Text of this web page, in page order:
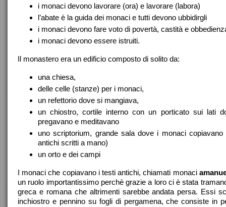
i monaci devono lavorare (ora) e lavorare (labora)
l’abate è la guida dei monaci e tutti devono ubbidirgli
i monaci devono fare voto di povertà, castità e
i monaci devono essere istruiti.
Il monastero era un edificio composto di solito da:
una chiesa,
delle celle (stanze) per i monaci,
un refettorio dove si mangiava,
un chiostro, cortile interno con un porticato sui lati
pregavano e meditavano
uno scriptorium, grande sala dove i monaci
antichi scritti a mano)
un orto e dei campi
I monaci che copiavano i testi antichi, chiamati monaci
un ruolo importantissimo perchè grazie a loro ci è stata
greca e romana che altrimenti sarebbe andata persa. Essi
inchiostro e pennino su fogli di pergamena, che consiste in